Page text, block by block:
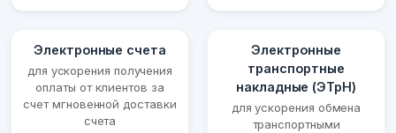
Электронные счета
для ускорения получения
оплаты от клиентов за
счет мгновенной доставки
счета
Электронные
транспортные
накладные (ЭТрН)
для ускорения обмена
транспортными